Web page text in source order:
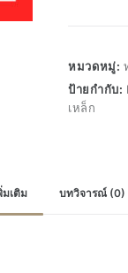
ร้อย
สาย
ไฟ
ร้อย
หมวดหมู่:
ป้ายกำกับ:
เหล็ก
มเติม บทวิจารณ์ (0)